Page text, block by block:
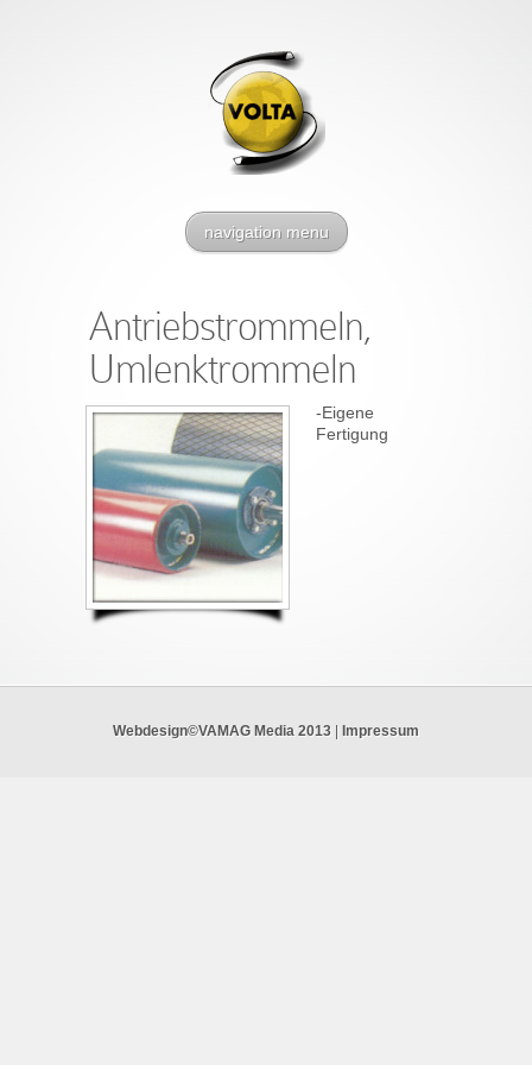
navigation menu
Antriebstrommeln,
Umlenktrommeln
-Eigene
Fertigung
Webdesign©VAMAG Media 2013 Impressum